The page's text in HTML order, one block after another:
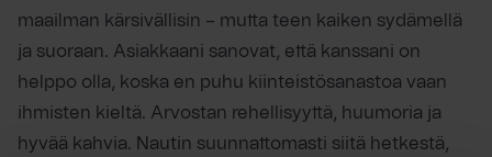
maailman kärsivällisin – mutta teen kaiken sydämellä
ja suoraan. Asiakkaani sanovat, että kanssani on
helppo olla, koska en puhu kiinteistösanastoa vaan
ihmisten kieltä. Arvostan rehellisyyttä, huumoria ja
hyvää kahvia. Nautin suunnattomasti siitä hetkestä,